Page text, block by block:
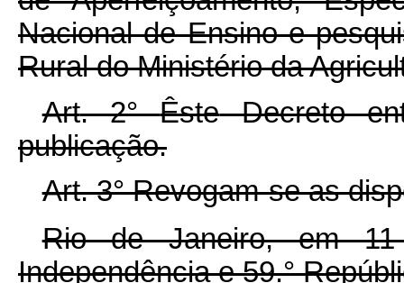
Nacional de Ensino e
Rural do Ministério da
Art. 2°ÊsteDecreto
publicação.
Art. 3° Revogam-se as
Rio de Janeiro, em
Independência e 59.°